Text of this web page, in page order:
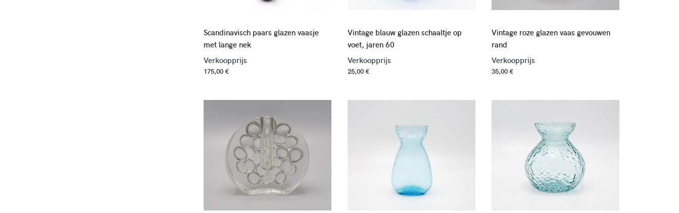
Scandinavisch paars glazen vaasje
met lange nek
Verkoopprijs
175,00 €
Vintage blauw glazen schaaltje op
voet, jaren 60
Verkoopprijs
25,00 €
Vintage roze glazen vaas gevouwen
rand
Verkoopprijs
35,00 €